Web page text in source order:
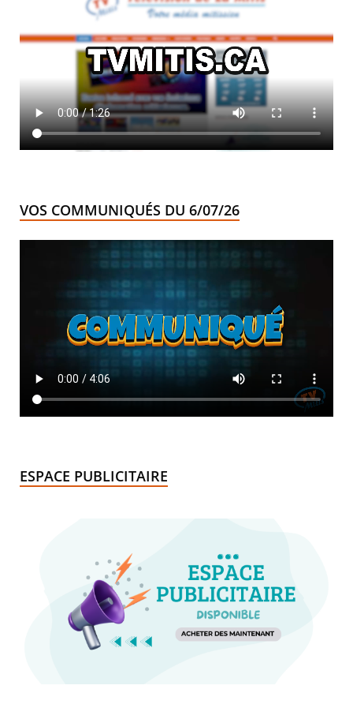
VOS COMMUNIQUÉS DU 6/07/26
ESPACE PUBLICITAIRE